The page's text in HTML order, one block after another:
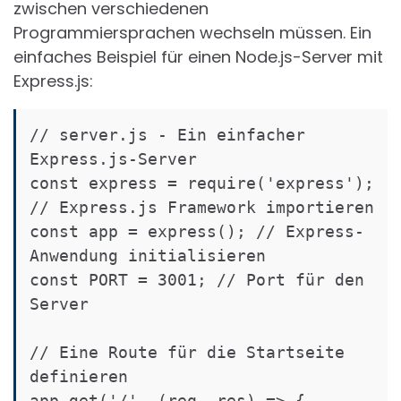
zwischen verschiedenen
Programmiersprachen wechseln müssen. Ein
einfaches Beispiel für einen Node.js-Server mit
Express.js:
// server.js - Ein einfacher
Express.js-Server
const express = require('express');
// Express.js Framework importieren
const app = express(); // Express-
Anwendung initialisieren
const PORT = 3001; // Port für den
Server
// Eine Route für die Startseite
definieren